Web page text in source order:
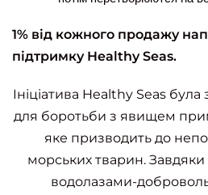
1% від кожного продажу
підтримку Healthy Seas.
Iніціатива Healthy Seas була
для боротьби з явищем
яке призводить до
морських тварин.
водолазами-